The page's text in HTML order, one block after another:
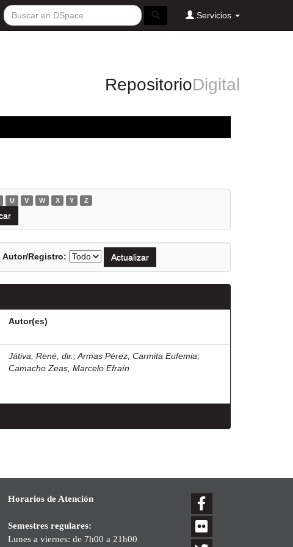
Servicios
RepositorioDigital
U V W X Y Z
Autor/Registro:
Autor(es)
Játiva, René, dir. ;Armas Pérez, Carmita Eufemia;
Camacho Zeas, Marcelo Efraín
Horarios de Atención
Semestres regulares:
Lunes a viernes: de 7h00 a 21h00